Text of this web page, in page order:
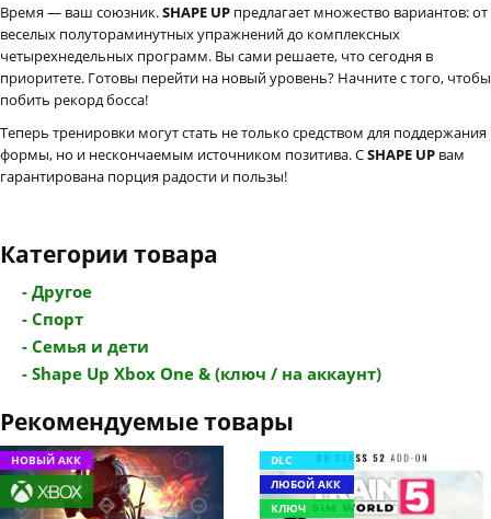
Время — ваш союзник.SHAPE UP предлагает множество вариантов: от
веселых полутораминутных упражнений до комплексных
четырехнедельных программ. Вы сами решаете, что сегодня в
приоритете. Готовы перейти на новый уровень? Начните с того, чтобы
побить рекорд босса!
Теперь тренировки могут стать не только средством для поддержания
формы, но и нескончаемым источником позитива. СSHAPE UP вам
гарантирована порция радости и пользы!
Категории товара
- Другое
- Спорт
- Семья и дети
- Shape Up Xbox One & (ключ / на аккаунт)
Рекомендуемые товары
НОВЫЙ АКК
DLC
ЛЮБОЙ АКК
КЛЮЧ